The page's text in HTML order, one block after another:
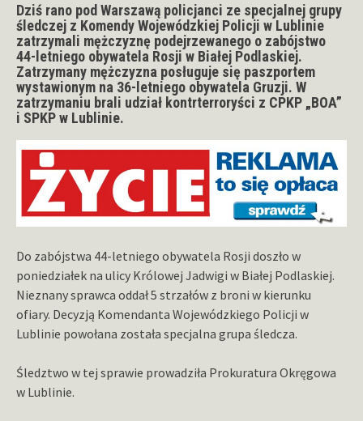
Dziś rano pod Warszawą policjanci ze specjalnej grupy
śledczej z Komendy Wojewódzkiej Policji w Lublinie
zatrzymali mężczyznę podejrzewanego o zabójstwo
44-letniego obywatela Rosji w Białej Podlaskiej.
Zatrzymany mężczyzna posługuje się paszportem
wystawionym na 36-letniego obywatela Gruzji. W
zatrzymaniu brali udział kontrterroryści z CPKP „BOA”
i SPKP w Lublinie.
Do zabójstwa 44-letniego obywatela Rosji doszło w
poniedziałek na ulicy Królowej Jadwigi w Białej Podlaskiej.
Nieznany sprawca oddał 5 strzałów z broni w kierunku
ofiary. Decyzją Komendanta Wojewódzkiego Policji w
Lublinie powołana została specjalna grupa śledcza.
Śledztwo w tej sprawie prowadziła Prokuratura Okręgowa
w Lublinie.